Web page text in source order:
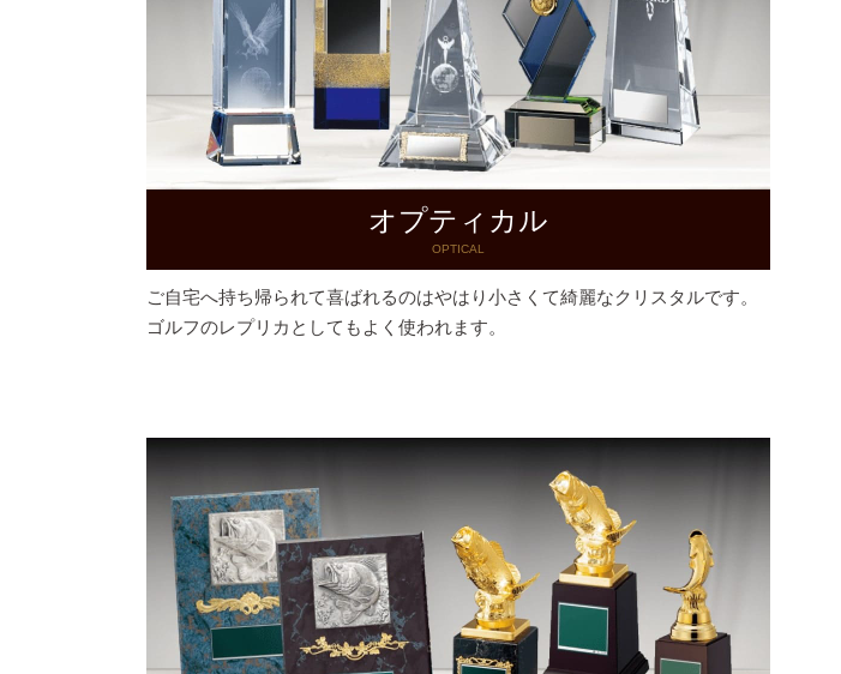
オプティカル
OPTICAL
ご自宅へ持ち帰られて喜ばれるのはやはり小さくて綺麗なクリスタルです。
ゴルフのレプリカとしてもよく使われます。